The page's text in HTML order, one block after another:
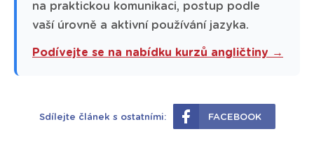
na praktickou komunikaci, postup podle
vaší úrovně a aktivní používání jazyka.
Podívejte se na nabídku kurzů angličtiny →
Sdílejte článek s ostatními: FACEBOOK